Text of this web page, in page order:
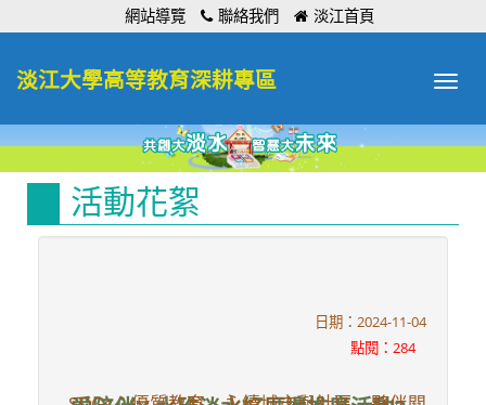
網站導覽 聯絡我們 淡江首頁
Toggle
淡江大學高等教育深耕專區
活動花絮
日期：2024-11-04
點閱：284